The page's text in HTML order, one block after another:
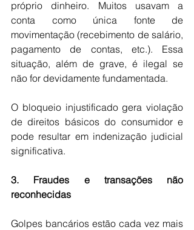
próprio dinheiro. Muitos usavam a
conta como única fonte de
movimentação (recebimento de salário,
pagamento de contas, etc.). Essa
situação, além de grave, é ilegal se
não for devidamente fundamentada.
O bloqueio injustificado gera violação
de direitos básicos do consumidor e
pode resultar em indenização judicial
significativa.
3. Fraudes e transações não
reconhecidas
Golpes bancários estão cada vez mais